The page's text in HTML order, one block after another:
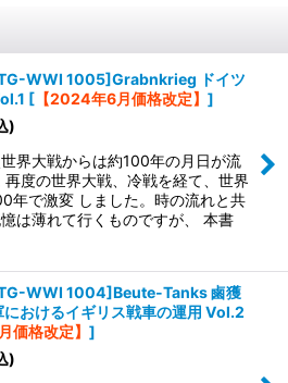
WWI 1005]Grabnkrieg ドイツ
[ 【2024年6月価格改定】 ]
)
界大戦からは約100年の月日が流
再度の世界大戦、冷戦を経て、世界
年で激変 しました。時の流れと共
は薄れて行くものですが、 本書
WWI 1004]Beute-Tanks 鹵獲
におけるイギリス戦車の運用 Vol.2
価格改定】 ]
)